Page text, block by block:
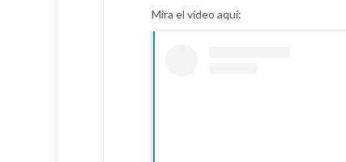
Mira el vídeo aquí: